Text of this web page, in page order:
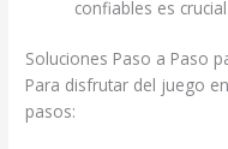
confiables es crucial.
Soluciones Paso a Paso
Para disfrutar del juego
pasos: